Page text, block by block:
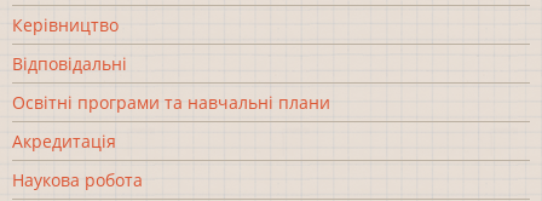
Керівництво
Відповідальні
Освітні програми та навчальні плани
Акредитація
Наукова робота